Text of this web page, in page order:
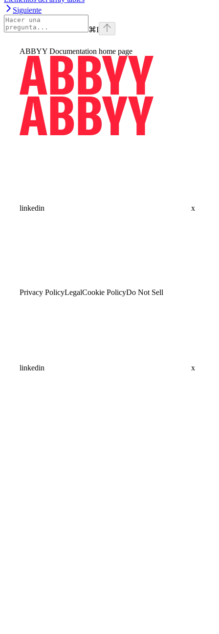
Siguiente
⌘I
ABBYY Documentation home page
linkedin x
Privacy PolicyLegalCookie PolicyDo Not Sell
linkedin x